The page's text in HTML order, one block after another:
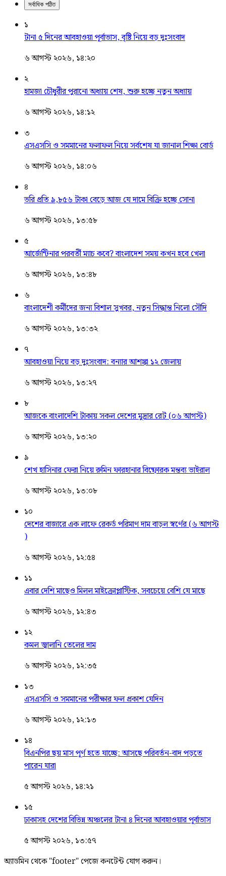
সর্বাধিক পঠিত
১
টানা ৫ দিনের আবহাওয়া পূর্বাভাস, বৃষ্টি নিয়ে বড় দুঃসংবাদ
৬ আগস্ট ২০২৬, ১৪:২০
২
হামজা চৌধুরীর পুরানো অধ্যায় শেষ, শুরু হচ্ছে নতুন অধ্যায়
৬ আগস্ট ২০২৬, ১৪:১২
৩
এসএসসি ও সমমানের ফলাফল নিয়ে সর্বশেষ যা জানাল শিক্ষা বোর্ড
৬ আগস্ট ২০২৬, ১৪:০৬
৪
ভরি প্রতি ৯,৮৫৬ টাকা বেড়ে আজ যে দামে বিক্রি হচ্ছে সোনা
৬ আগস্ট ২০২৬, ১৩:৫৮
৫
আর্জেন্টিনার পরবর্তী ম্যাচ কবে? বাংলাদেশ সময় কখন হবে খেলা
৬ আগস্ট ২০২৬, ১৩:৪৮
৬
বাংলাদেশী কর্মীদের জন্য বিশাল সুখবর, নতুন সিদ্ধান্ত নিলো সৌদি
৬ আগস্ট ২০২৬, ১৩:৩২
৭
আবহাওয়া নিয়ে বড় দুঃসংবাদ: বন্যার আশঙ্কা ১২ জেলায়
৬ আগস্ট ২০২৬, ১৩:২৭
৮
আজকে বাংলাদেশি টাকায় সকল দেশের মুদ্রার রেট (০৬ আগস্ট)
৬ আগস্ট ২০২৬, ১৩:২০
৯
শেখ হাসিনার ফেরা নিয়ে রুমিন ফারহানার বিষ্ফোরক মন্তব্য ভাইরাল
৬ আগস্ট ২০২৬, ১৩:০৮
১০
দেশের বাজারে এক লাফে রেকর্ড পরিমাণ দাম বাড়ল স্বর্ণের (৬ আগস্ট
)
৬ আগস্ট ২০২৬, ১২:৫৪
১১
এবার দেশি মাছেও মিলল মাইক্রোপ্লাস্টিক, সবচেয়ে বেশি যে মাছে
৬ আগস্ট ২০২৬, ১২:৪৩
১২
কমল জ্বালানি তেলের দাম
৬ আগস্ট ২০২৬, ১২:৩৫
১৩
এসএসসি ও সমমানের পরীক্ষার ফল প্রকাশ যেদিন
৬ আগস্ট ২০২৬, ১২:১৩
১৪
বিএনপির ছয় মাস পূর্ণ হতে যাচ্ছে: আসছে পরিবর্তন-বাদ পড়তে
পারেন যারা
৫ আগস্ট ২০২৬, ১৪:২১
১৫
ঢাকাসহ দেশের বিভিন্ন অঞ্চলের টানা ৪ দিনের আবহাওয়ার পূর্বাভাস
৫ আগস্ট ২০২৬, ১৩:৫৭
অ্যাডমিন থেকে "footer" পেজে কনটেন্ট যোগ করুন।